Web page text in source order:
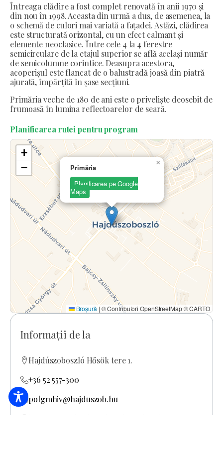
Întreaga clădire a fost complet renovată în anii 1970 și
din nou în 1998. Aceasta din urmă a dus, de asemenea, la
o schemă de culori mai variată a fațadei. Astăzi, clădirea
este structurată orizontal, cu un efect calmant și
elemente neoclasice. Între cele 4 la 4 ferestre
semicirculare de la etajul superior se află același număr
de semicolumne corintice. Deasupra acestora,
acoperișul este flancat de o balustradă joasă din piatră
ajurată, împărțită în șase secțiuni.
Primăria veche de 180 de ani este o priveliște deosebit de
frumoasă în lumina reflectoarelor de seară.
Planificarea rutei pentru program
Primăria
Planificarea pe Google
Maps
×
+
−
Broșură | © Contributori OpenStreetMap © CARTO
Informații de la
Hajdúszoboszló Hősök tere 1.
+36 52 557-300
polgmhiv@hajduszob.hu
https://www.hajduszoboszlo.eu/hszob/